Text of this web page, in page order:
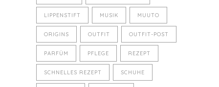
LIPPENSTIFT MUSIK MUUTO
ORIGINS OUTFIT OUTFIT-POST
PARFÜM PFLEGE REZEPT
SCHNELLES REZEPT SCHUHE